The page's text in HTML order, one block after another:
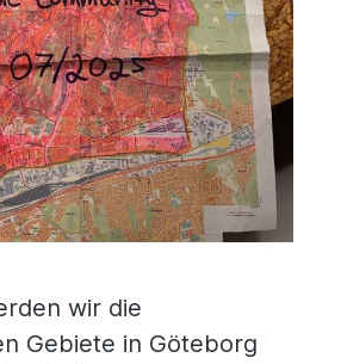
wir die
Gebiete in Göteborg